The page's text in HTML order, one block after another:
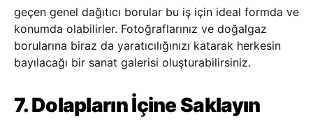
geçen genel dağıtıcı borular bu iş için ideal formda ve
konumda olabilirler. Fotoğraflarınız ve doğalgaz
borularına biraz da yaratıcılığınızı katarak herkesin
bayılacağı bir sanat galerisi oluşturabilirsiniz.
7. Dolapların İçine Saklayın